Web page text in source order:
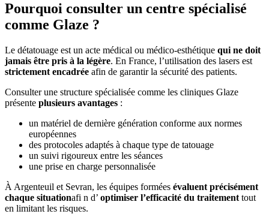
Pourquoi consulter un centre spécialisé
comme Glaze ?
Le détatouage est un acte médical ou médico-esthétique qui ne doit
jamais être pris à la légère. En France, l’utilisation des lasers est
strictement encadrée afin de garantir la sécurité des patients.
Consulter une structure spécialisée comme les cliniques Glaze
présente plusieurs avantages :
un matériel de dernière génération conforme aux normes
européennes
des protocoles adaptés à chaque type de tatouage
un suivi rigoureux entre les séances
une prise en charge personnalisée
À Argenteuil et Sevran, les équipes formées évaluent précisément
chaque situationafi n d’ optimiser l’efficacité du traitement tout
en limitant les risques.